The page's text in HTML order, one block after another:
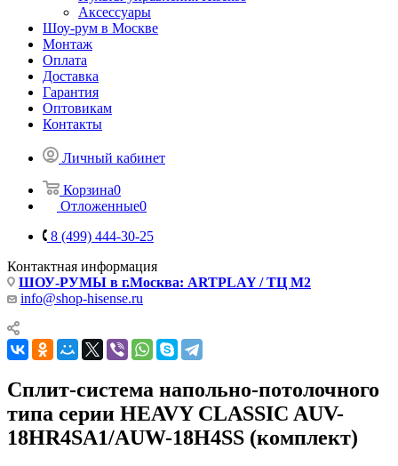
Аксессуары
Шоу-рум в Москве
Монтаж
Оплата
Доставка
Гарантия
Оптовикам
Контакты
Личный кабинет
Корзина0
Отложенные0
8 (499) 444-30-25
Контактная информация
ШОУ-РУМЫ в г.Москва: ARTPLAY / ТЦ М2
info@shop-hisense.ru
Сплит-система напольно-потолочного
типа серии HEAVY CLASSIC AUV-
18HR4SA1/AUW-18H4SS (комплект)